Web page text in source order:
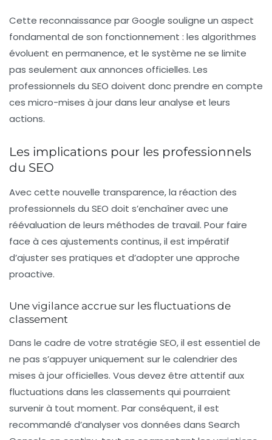
Cette reconnaissance par Google souligne un aspect
fondamental de son fonctionnement : les algorithmes
évoluent en permanence, et le système ne se limite
pas seulement aux annonces officielles. Les
professionnels du SEO doivent donc prendre en compte
ces micro-mises à jour dans leur analyse et leurs
actions.
Les implications pour les professionnels
du SEO
Avec cette nouvelle transparence, la réaction des
professionnels du SEO doit s’enchaîner avec une
réévaluation de leurs méthodes de travail. Pour faire
face à ces ajustements continus, il est impératif
d’ajuster ses pratiques et d’adopter une approche
proactive.
Une vigilance accrue sur les fluctuations de
classement
Dans le cadre de votre stratégie SEO, il est essentiel de
ne pas s’appuyer uniquement sur le calendrier des
mises à jour officielles. Vous devez être attentif aux
fluctuations dans les classements qui pourraient
survenir à tout moment. Par conséquent, il est
recommandé d’analyser vos données dans Search